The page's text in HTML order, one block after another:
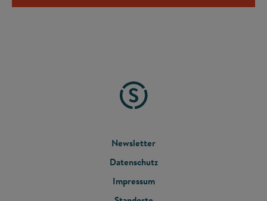
FOOTER
MENU
Newsletter
Datenschutz
Impressum